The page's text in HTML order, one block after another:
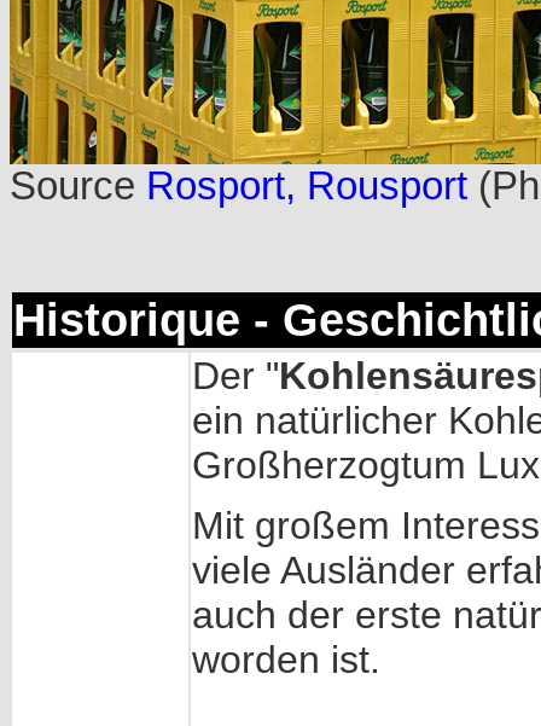
Source Rosport, Rousport
Historique -
Der "
ein natürlicher
Großherzogtum
Mit großem
viele Ausländer
auch der erste
worden ist.